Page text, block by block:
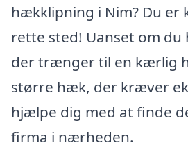
hækklipning i Nim? Du er
rette sted! Uanset om du
der trænger til en kærlig
større hæk, der kræver
hjælpe dig med at finde
firma i nærheden.